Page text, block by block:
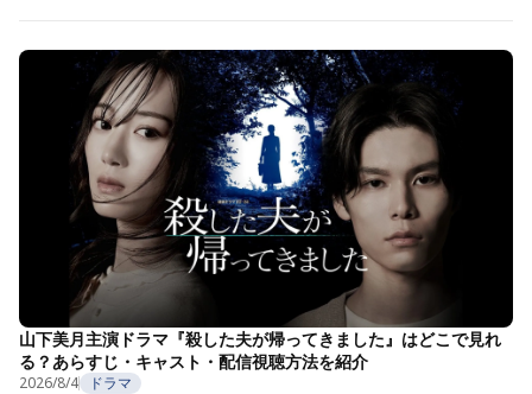
山下美月主演ドラマ『殺した夫が帰ってきました』はどこで見れ
る？あらすじ・キャスト・配信視聴方法を紹介
2026/8/4 ドラマ